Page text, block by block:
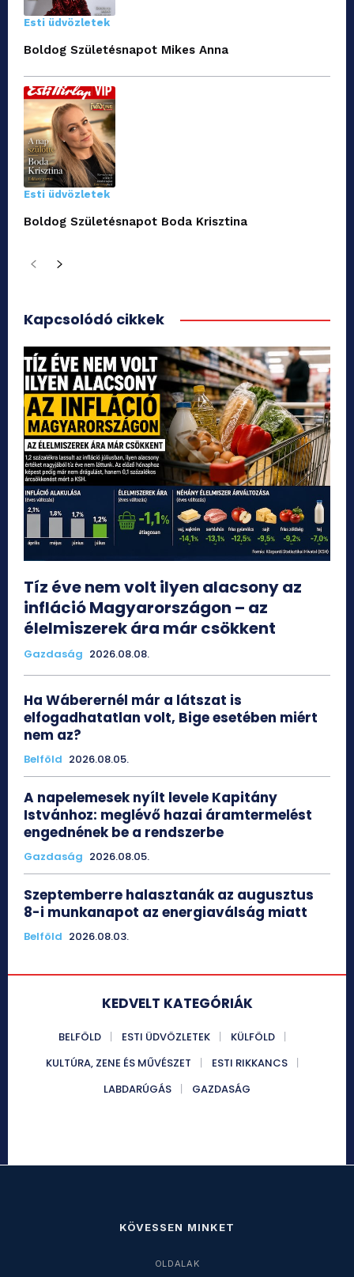
Esti üdvözletek
Boldog Születésnapot Mikes Anna
Esti üdvözletek
Boldog Születésnapot Boda Krisztina
Kapcsolódó cikkek
Tíz éve nem volt ilyen alacsony az
infláció Magyarországon – az
élelmiszerek ára már csökkent
Gazdaság 2026.08.08.
Ha Wáberernél már a látszat is
elfogadhatatlan volt, Bige esetében miért
nem az?
Belföld 2026.08.05.
A napelemesek nyílt levele Kapitány
Istvánhoz: meglévő hazai áramtermelést
engednének be a rendszerbe
Gazdaság 2026.08.05.
Szeptemberre halasztanák az augusztus
8-i munkanapot az energiaválság miatt
Belföld 2026.08.03.
KEDVELT KATEGÓRIÁK
BELFÖLD ESTI ÜDVÖZLETEK
KÜLFÖLD
KULTÚRA, ZENE ÉS MŰVÉSZET
ESTI RIKKANCS
LABDARÚGÁS
GAZDASÁG
KÖVESSEN MINKET
OLDALAK